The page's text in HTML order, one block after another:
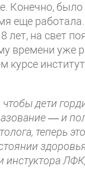
Конечно,
еще
лет, на свет
времени уже
курсе
дети
— и
теперь